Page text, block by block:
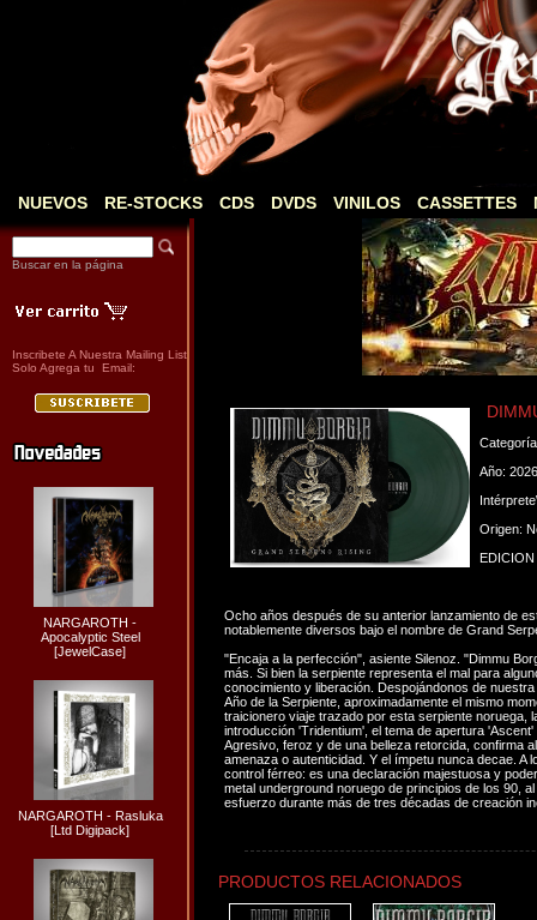
NUEVOS RE-STOCKS CDS DVDS VINILOS CASSETTES
Buscar en la página
Inscribete A Nuestra Mailing List
Solo Agrega tu Email:
NARGAROTH -
Apocalyptic Steel
[JewelCase]
NARGAROTH - Rasluka
[Ltd Digipack]
Año: 2026
Origen:
EDICION
Ocho años después de su anterior lanzamiento de
notablemente diversos bajo el nombre de Grand
"Encaja a la perfección", asiente Silenoz. "Dimmu
más. Si bien la serpiente representa el mal para
conocimiento y liberación. Despojándonos de
Año de la Serpiente, aproximadamente el mismo
traicionero viaje trazado por esta serpiente noruega,
introducción 'Tridentium', el tema de apertura
Agresivo, feroz y de una belleza retorcida, confirma
amenaza o autenticidad. Y el ímpetu nunca decae.
control férreo: es una declaración majestuosa y
metal underground noruego de principios de los 90,
esfuerzo durante más de tres décadas de creación
PRODUCTOS RELACIONADOS